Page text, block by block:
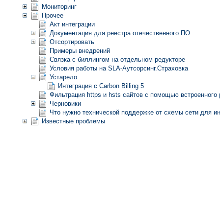
Мониторинг
Прочее
Акт интеграции
Документация для реестра отечественного ПО
Отсортировать
Примеры внедрений
Связка с биллингом на отдельном редукторе
Условия работы на SLA-Аутсорсинг.Страховка
Устарело
Интеграция с Carbon Billing 5
Фильтрация https и hsts сайтов с помощью встроенного
Черновики
Что нужно технической поддержке от схемы сети для
Известные проблемы